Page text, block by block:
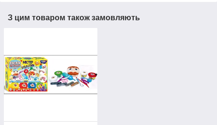
З цим товаром також замовляють